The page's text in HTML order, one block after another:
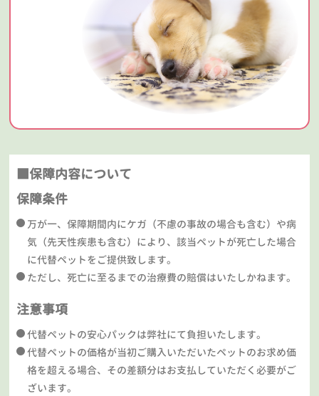
■保障内容について
保障条件
万が一、保障期間内にケガ（不慮の事故の場合も含む）や病
気（先天性疾患も含む）により、該当ペットが死亡した場合
に代替ペットをご提供致します。
ただし、死亡に至るまでの治療費の賠償はいたしかねます。
注意事項
代替ペットの安心パックは弊社にて負担いたします。
代替ペットの価格が当初ご購入いただいたペットのお求め価
格を超える場合、その差額分はお支払していただく必要がご
ざいます。